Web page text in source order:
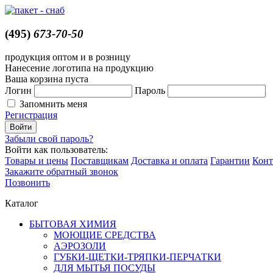
(495) 673-70-50
продукция оптом и в розницу
Нанесение логотипа на продукцию
Ваша корзина пуста
Логин
Пароль
Запомнить меня
Регистрация
Забыли свой пароль?
Войти как пользователь:
Товары и цены Поставщикам Доставка и оплата Гарантии
Закажите обратный звонок
Позвонить
Каталог
БЫТОВАЯ ХИМИЯ
МОЮЩИЕ СРЕДСТВА
АЭРОЗОЛИ
ГУБКИ-ЩЕТКИ-ТРЯПКИ-ПЕРЧАТКИ
ДЛЯ МЫТЬЯ ПОСУДЫ